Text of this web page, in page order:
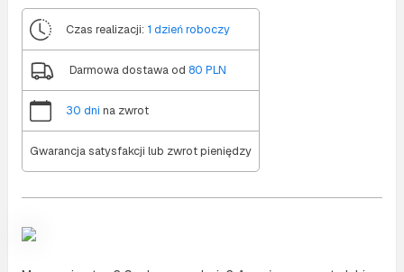
Czas realizacji: 1 dzień roboczy
Darmowa dostawa od 80 PLN
30 dni na zwrot
Gwarancja satysfakcji lub zwrot pieniędzy